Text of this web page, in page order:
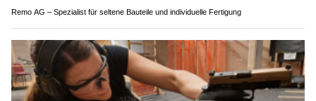
Remo AG – Spezialist für seltene Bauteile und individuelle Fertigung